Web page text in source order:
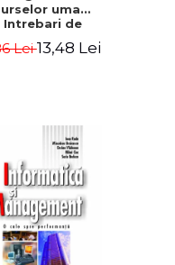
umane
Intrebari de
grila
Lei13,48 Lei